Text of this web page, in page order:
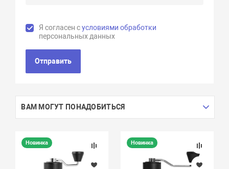
Я согласен сусловиями обработки
персональных данных
Отправить
ВАМ МОГУТ ПОНАДОБИТЬСЯ
Новинка Новинка